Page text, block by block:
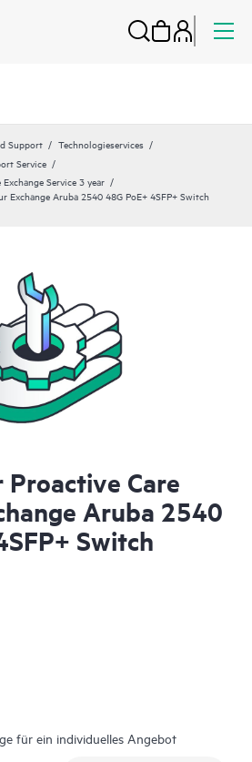
Support
Technologieservices
Service
Service 3 year
Exchange Aruba 2540 48G PoE+ 4SFP+ Switch
Proactive Care
Aruba 2540
Switch
für ein individuelles Angebot